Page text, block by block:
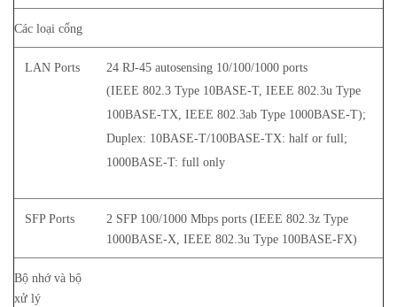
Các loại cổng
LAN Ports
24 RJ-45 autosensing 10/100/1000 ports
(IEEE 802.3 Type 10BASE-T, IEEE 802.3u Type
100BASE-TX, IEEE 802.3ab Type 1000BASE-T);
Duplex: 10BASE-T/100BASE-TX: half or full;
1000BASE-T: full only
SFP Ports
2 SFP 100/1000 Mbps ports (IEEE 802.3z Type
1000BASE-X, IEEE 802.3u Type 100BASE-FX)
Bộ nhớ và bộ
xử lý